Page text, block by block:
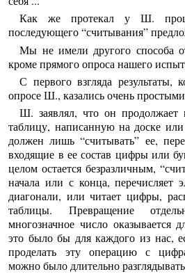
Как же протекал у Ш.
последующего “считывания”
Мы не имели другого способа
кроме прямого опроса нашего
С первого взгляда результаты,
опросе Ш., казались очень
Ш. заявлял, что он продолжает
таблицу, написанную на доске
должен лишь “считывать” ее,
входящие в ее состав цифры или
целом остается безразличным,
начала или с конца, перечисляет
диагонали, или читает цифры,
таблицы. Превращение
многозначное число оказывается
это было бы для каждого из нас,
проделать эту операцию с
можно было длительно